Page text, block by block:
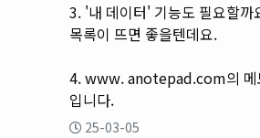
3. '내 데이터' 기능도 필요할까
목록이 뜨면 좋을텐데요.
4. www. anotepad.com의 메
입니다.
25-03-05